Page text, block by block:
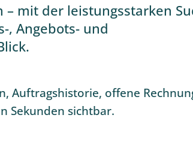
mit der leistungsstarken
, Angebots- und
Auftragshistorie, offene
Sekunden sichtbar.